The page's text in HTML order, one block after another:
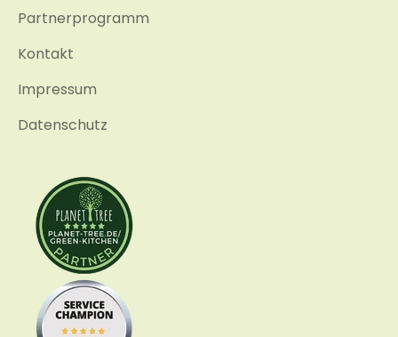
Partnerprogramm
Kontakt
Impressum
Datenschutz